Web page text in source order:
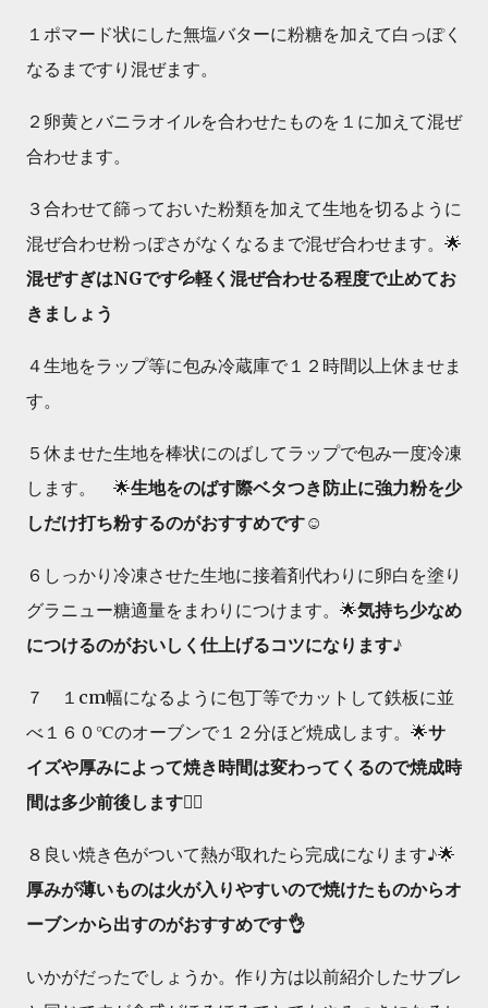
１ポマード状にした無塩バターに粉糖を加えて白っぽく
なるまですり混ぜます。
２卵黄とバニラオイルを合わせたものを１に加えて混ぜ
合わせます。
３合わせて篩っておいた粉類を加えて生地を切るように
混ぜ合わせ粉っぽさがなくなるまで混ぜ合わせます。🌟
混ぜすぎはNGです💦軽く混ぜ合わせる程度で止めてお
きましょう
４生地をラップ等に包み冷蔵庫で１２時間以上休ませま
す。
５休ませた生地を棒状にのばしてラップで包み一度冷凍
します。 🌟生地をのばす際ベタつき防止に強力粉を少
しだけ打ち粉するのがおすすめです☺️
６しっかり冷凍させた生地に接着剤代わりに卵白を塗り
グラニュー糖適量をまわりにつけます。🌟気持ち少なめ
につけるのがおいしく仕上げるコツになります♪
７ １cm幅になるように包丁等でカットして鉄板に並
べ１６０℃のオーブンで１２分ほど焼成します。🌟サ
イズや厚みによって焼き時間は変わってくるので焼成時
間は多少前後します🙇‍♀️
８良い焼き色がついて熱が取れたら完成になります♪🌟
厚みが薄いものは火が入りやすいので焼けたものからオ
ーブンから出すのがおすすめです👌
いかがだったでしょうか。作り方は以前紹介したサブレ